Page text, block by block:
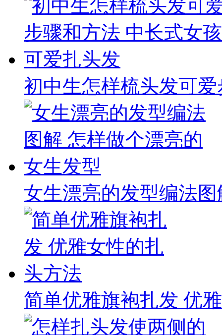
初中生怎样梳头发可
女生漂亮的发型编法
简单优雅旗袍扎发 优